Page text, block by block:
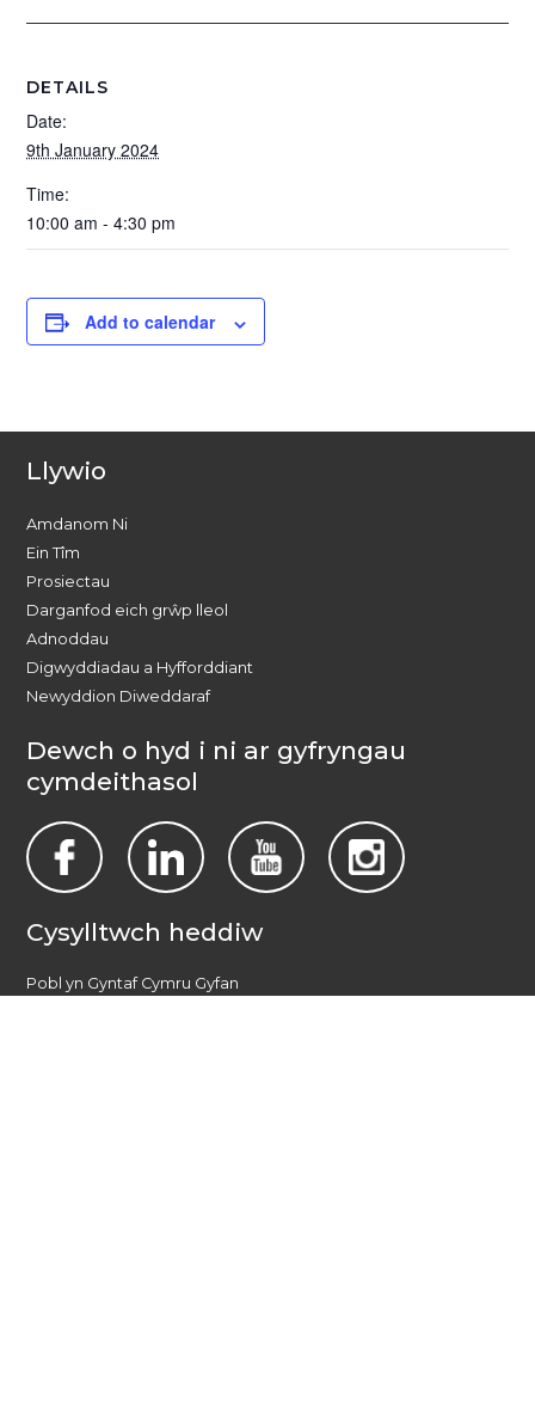
DETAILS
Date:
9th January 2024
Time:
10:00 am - 4:30 pm
Add to calendar
Llywio
Amdanom Ni
Ein Tîm
Prosiectau
Darganfod eich grŵp lleol
Adnoddau
Digwyddiadau a Hyfforddiant
Newyddion Diweddaraf
Dewch o hyd i ni ar gyfryngau
cymdeithasol
Cysylltwch heddiw
Pobl yn Gyntaf Cymru Gyfan